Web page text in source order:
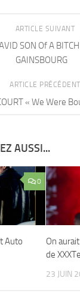
ARTICLE SUIVANT
SON Of A
GAINSBOURG
ARTICLE PRÉCÉDENT
« We Were
AUSSI...
0
Auto
On
de
23 JUIN